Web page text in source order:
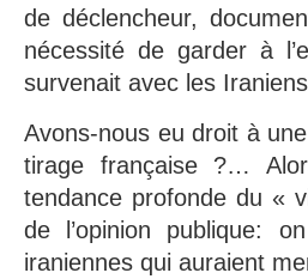
de déclencheur,
nécessité de garder à
survenait avec les
Avons-nous eu droit à
tirage française ?…
tendance profonde du «
de l’opinion publique:
iraniennes qui auraient